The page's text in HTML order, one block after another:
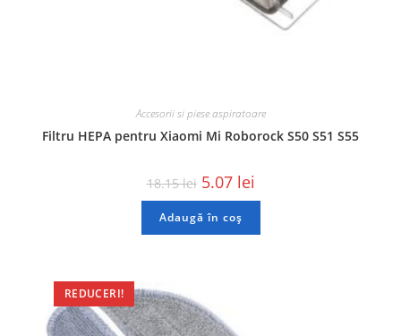
Accesorii si piese aspiratoare
Filtru HEPA pentru Xiaomi Mi Roborock S50 S51 S55
18.15lei 5.07 lei
Adaugă în coș
REDUCERI!